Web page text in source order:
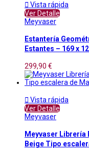
 Vista rápida
Ver Detalle
Meyvaser
Estantería
Estantes – 169 x
299,90 €
 Vista rápida
Ver Detalle
Meyvaser
Meyvaser
Beige Tipo